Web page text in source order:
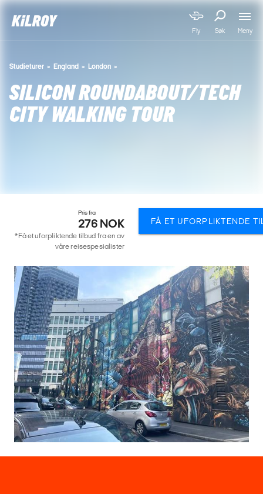
Fly Søk Meny
Studieturer England London
SILICON ROUNDABOUT/TECH
CITY WALKING TOUR
Pris fra
276 NOK
*Få et uforpliktende tilbud fra en av
våre reisespesialister
FÅ ET UFORPLIKTENDE